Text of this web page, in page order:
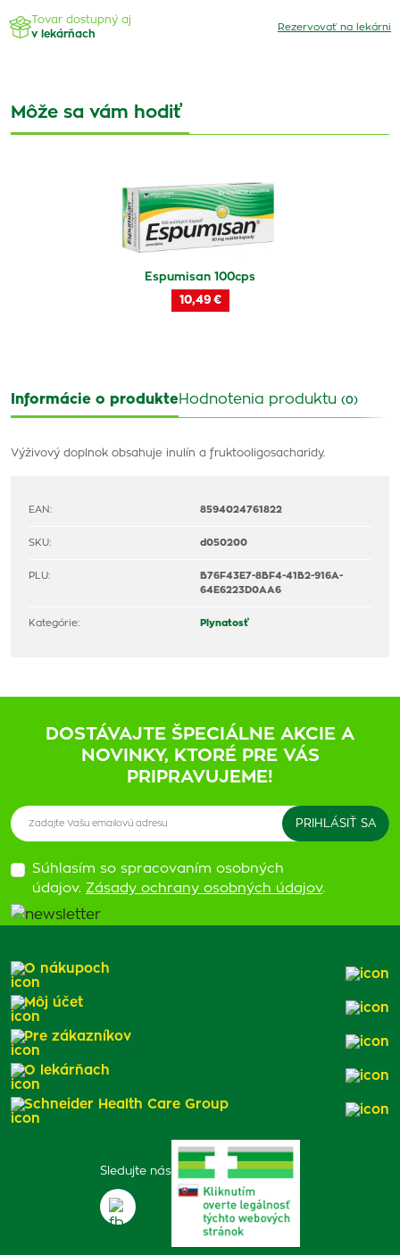
Tovar dostupný aj
v lekárňach
Rezervovať na lekárni
Môže sa vám hodiť
Espumisan 100cps
10,49 €
Informácie o produkteHodnotenia produktu (0)
Výživový doplnok obsahuje inulín a fruktooligosacharidy.
EAN: 8594024761822
SKU: d050200
PLU:
B76F43E7-8BF4-41B2-916A-
64E6223D0AA6
Kategórie: Plynatosť
DOSTÁVAJTE ŠPECIÁLNE AKCIE A
NOVINKY, KTORÉ PRE VÁS
PRIPRAVUJEME!
Súhlasím so spracovaním osobných
údajov. Zásady ochrany osobných údajov.
Sledujte nás
O nákupoch
Môj účet
Pre zákazníkov
O lekárňach
Schneider Health Care Group